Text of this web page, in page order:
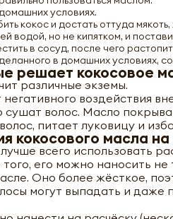
условиях.
кокос и достать оттуда
водой, но не кипятком, и
в сосуд, после чего
в домашних условиях,
решает кокосовое
различные экземы.
воздействия
сушат волос. Масло
питает луковицу и
кокосового масла
всего использовать
его можно наносить
Оно более жёсткое,
могут выпадать и